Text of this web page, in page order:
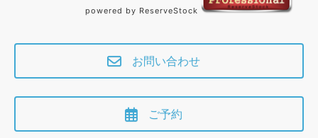
powered by ReserveStock
お問い合わせ
ご予約